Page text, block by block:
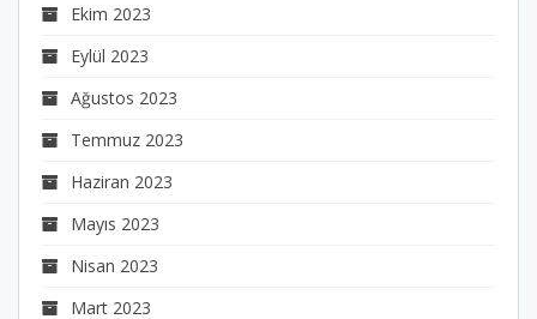
Ekim 2023
Eylül 2023
Ağustos 2023
Temmuz 2023
Haziran 2023
Mayıs 2023
Nisan 2023
Mart 2023